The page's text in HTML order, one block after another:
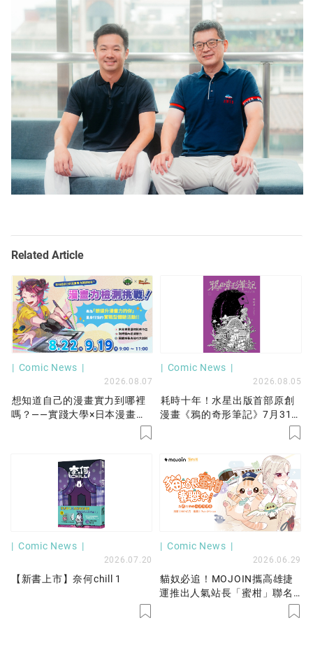
Related Article
Comic News
2026.08.07
想知道自己的漫畫實力到哪裡
嗎？——實踐大學×日本漫畫塾
Comic News
2026.08.05
耗時十年！水星出版首部原創
漫畫《鴉的奇形筆記》7月31
日出版！以蕈菇生態構築奇幻
世界——一場孤獨與鄉愁的冒
險！
Comic News
2026.07.20
【新書上市】奈何chill 1
Comic News
2026.06.29
貓奴必追！MOJOIN攜高雄捷
運推出人氣站長「蜜柑」聯名
都市療癒漫畫 《貓站長蜜柑兼
職中！》漫畫、彩繪輕軌、實